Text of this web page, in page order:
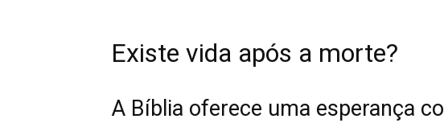
Existe vida após a morte?
A Bíblia oferece uma esperança